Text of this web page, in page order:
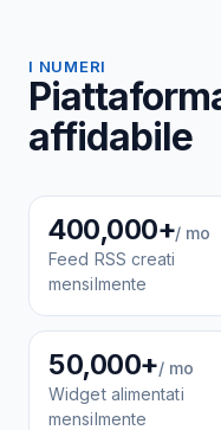
I NUMERI
affidabile
400,000+/ mo
Feed RSS creati
mensilmente
50,000+/ mo
Widget alimentati
mensilmente